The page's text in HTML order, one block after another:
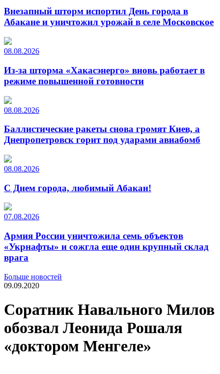
Внезапный шторм испортил День города в
Абакане и уничтожил урожай в селе Московское
08.08.2026
Из-за шторма «Хакасэнерго» вновь работает в
режиме повышенной готовности
08.08.2026
Баллистические ракеты снова громят Киев, а
Днепропетровск горит под ударами авиабомб
08.08.2026
С Днем города, любимый Абакан!
07.08.2026
Армия России уничтожила семь объектов
«Укрнафты» и сожгла еще один крупный склад
врага
Больше новостей
09.09.2020
Соратник Навального Милов
обозвал Леонида Рошаля
«доктором Менгеле»